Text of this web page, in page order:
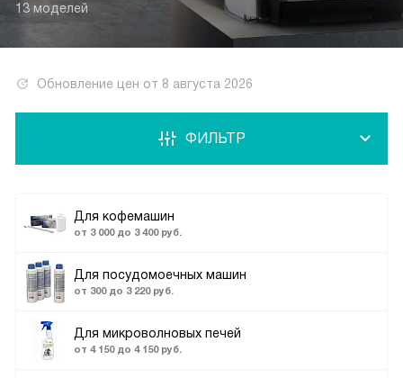
13 моделей
Обновление цен от 8 августа 2026
Для кофемашин
от 3 000 до 3 400 руб.
Для посудомоечных машин
от 300 до 3 220 руб.
Для микроволновых печей
от 4 150 до 4 150 руб.
ФИЛЬТР